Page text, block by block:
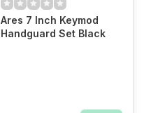
Ares 7 Inch Keymod
Handguard Set Black